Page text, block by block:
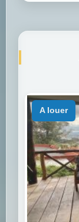
a louer